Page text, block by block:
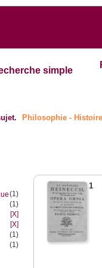
simple
Philosophie -
(1)
(1)
[X]
[X]
(1)
(1)
1